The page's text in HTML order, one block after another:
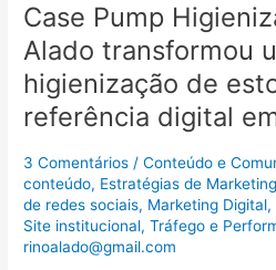
Case Pump
Alado transformou
higienização de
referência digital
3 Comentários /Conteúdo e
conteúdo, Estratégias de Marketing
de redes sociais, Marketing Digital,
Site institucional,Tráfego e
rinoalado@gmail.com
Case
Pump
Higieniza:
Como
a
Alado
transformou
uma
empresa
de